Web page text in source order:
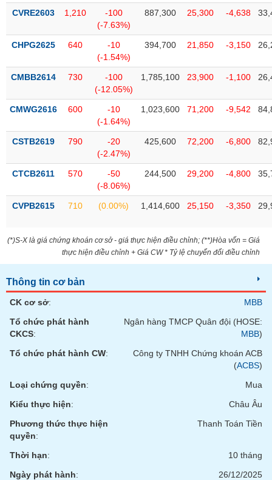
CVRE2603 1,210
-100
(-7.63%)
887,300 25,300 -4,638
CHPG2625 640
-10
(-1.54%)
394,700 21,850 -3,150
CMBB2614 730
-100
(-12.05%)
1,785,100 23,900 -1,100
CMWG2616 600
-10
(-1.64%)
1,023,600 71,200 -9,542
CSTB2619 790
-20
(-2.47%)
425,600 72,200 -6,800
CTCB2611 570
-50
(-8.06%)
244,500 29,200 -4,800
CVPB2615 710 (0.00%) 1,414,600 25,150 -3,350
(*)S-X là giá chứng khoán cơ sở - giá thực hiện điều chỉnh; (**)Hòa vốn = Giá
thực hiện điều chỉnh + Giá CW * Tỷ lệ chuyển đổi điều chỉnh
Thông tin cơ bản
CK cơ sở:
MBB
Tổ chức phát hành
CKCS:
Ngân hàng TMCP Quân đội (HOSE:
MBB)
Tổ chức phát hành CW:
Công ty TNHH Chứng khoán ACB
(ACBS)
Loại chứng quyền:
Mua
Kiểu thực hiện:
Châu Âu
Phương thức thực hiện
quyền:
Thanh Toán Tiền
Thời hạn:
10 tháng
Ngày phát hành:
26/12/2025
ÍCH
BẤT
ĐỘNG
chứng
khoán
Tất cả Cổ phiếu Chỉ số Chứng chỉ quỹ Chứng
Lãnh
Người nội bộ Người liên quan Cổ đông lớn
Tin
tức
(-)
viết
giả
Báo
cáo
phân
tích
(-)